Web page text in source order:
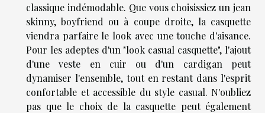
classique indémodable. Que vous choisissiez un jean
skinny, boyfriend ou à coupe droite, la casquette
viendra parfaire le look avec une touche d'aisance.
Pour les adeptes d'un "look casual casquette", l'ajout
d'une veste en cuir ou d'un cardigan peut
dynamiser l'ensemble, tout en restant dans l'esprit
confortable et accessible du style casual. N'oubliez
pas que le choix de la casquette peut également